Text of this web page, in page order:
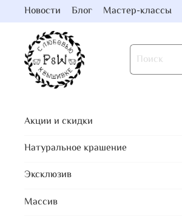
Новости Блог Мастер-классы
Акции и скидки
Натуральное крашение
Эксклюзив
Массив